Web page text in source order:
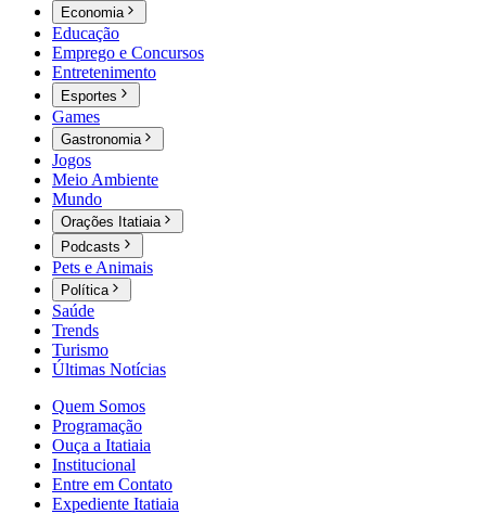
Economia
Educação
Emprego e Concursos
Entretenimento
Esportes
Games
Gastronomia
Jogos
Meio Ambiente
Mundo
Orações Itatiaia
Podcasts
Pets e Animais
Política
Saúde
Trends
Turismo
Últimas Notícias
Quem Somos
Programação
Ouça a Itatiaia
Institucional
Entre em Contato
Expediente Itatiaia